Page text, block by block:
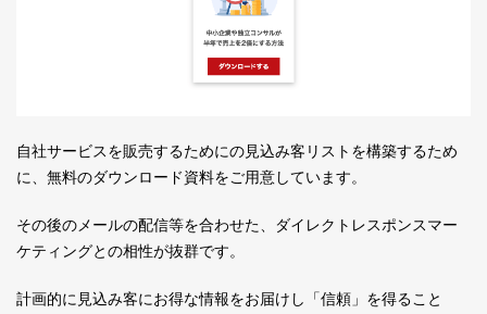
自社サービスを販売するためにの見込み客リストを構築するため
に、無料のダウンロード資料をご用意しています。
その後のメールの配信等を合わせた、ダイレクトレスポンスマー
ケティングとの相性が抜群です。
計画的に見込み客にお得な情報をお届けし「信頼」を得ること